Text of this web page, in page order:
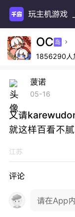
玩主机游戏
OC 岛 
1856290人
菠诺
05-16
又请
就这样百看不腻
江苏
评论
请在App